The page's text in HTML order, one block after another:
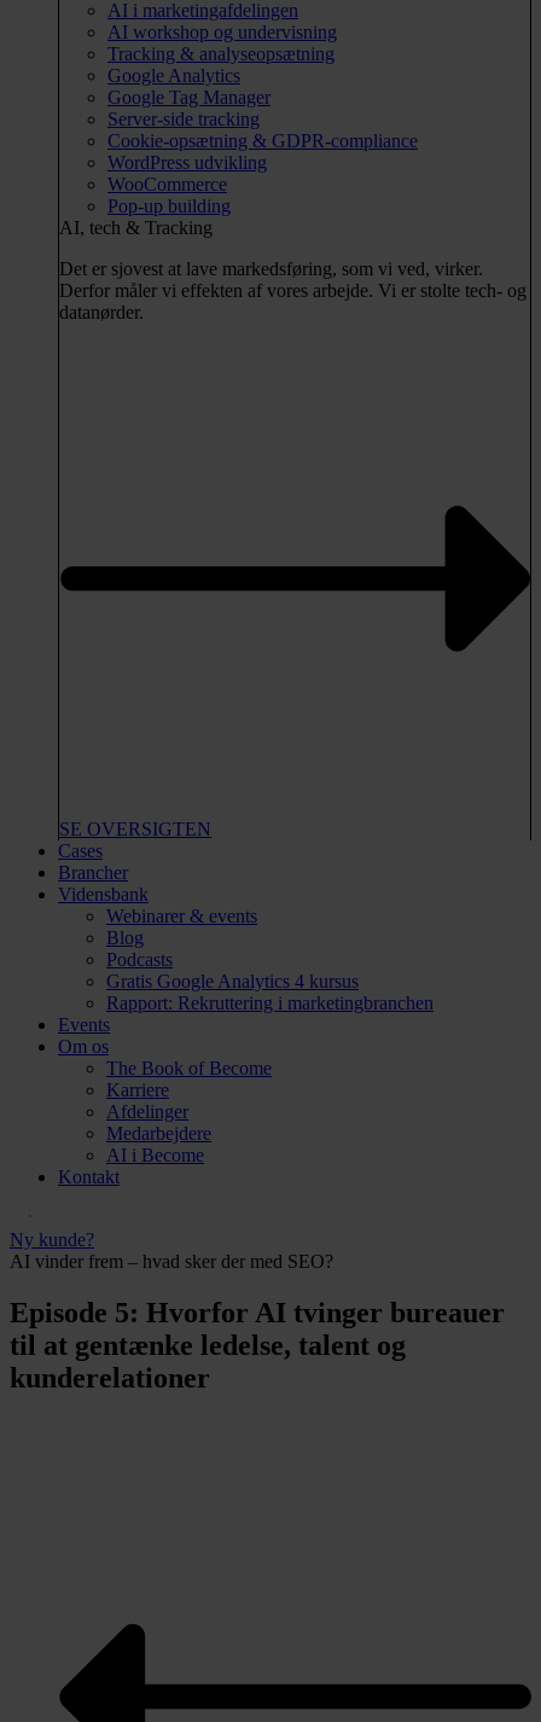
AI i marketingafdelingen
AI workshop og undervisning
Tracking & analyseopsætning
Google Analytics
Google Tag Manager
Server-side tracking
Cookie-opsætning & GDPR-compliance
WordPress udvikling
WooCommerce
Pop-up building
AI, tech & Tracking
Det er sjovest at lave markedsføring, som vi ved, virker.
Derfor måler vi effekten af vores arbejde. Vi er stolte tech- og
datanørder.
SE OVERSIGTEN
Cases
Brancher
Vidensbank
Webinarer & events
Blog
Podcasts
Gratis Google Analytics 4 kursus
Rapport: Rekruttering i marketingbranchen
Events
Om os
The Book of Become
Karriere
Afdelinger
Medarbejdere
AI i Become
Kontakt
Ny kunde?
AI vinder frem – hvad sker der med SEO?
Episode 5: Hvorfor AI tvinger bureauer
til at gentænke ledelse, talent og
kunderelationer